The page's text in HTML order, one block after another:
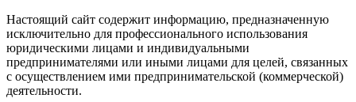
Настоящий сайт содержит информацию, предназначенную
исключительно для профессионального использования
юридическими лицами и индивидуальными
предпринимателями или иными лицами для целей, связанных
с осуществлением ими предпринимательской (коммерческой)
деятельности.